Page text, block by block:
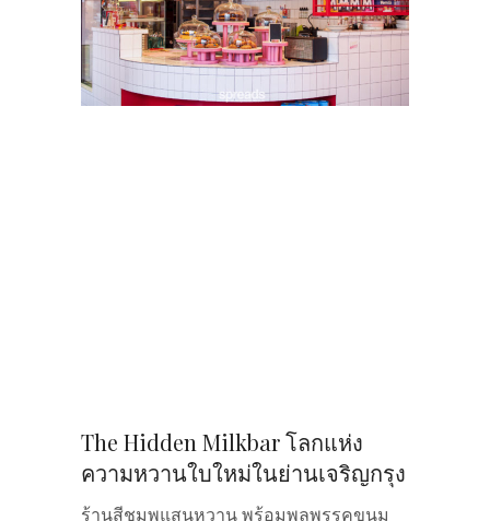
The Hidden Milkbar โลกแห่ง
ความหวานใบใหม่ในย่านเจริญกรุง
ร้านสีชมพูแสนหวาน พร้อมพลพรรคขนม